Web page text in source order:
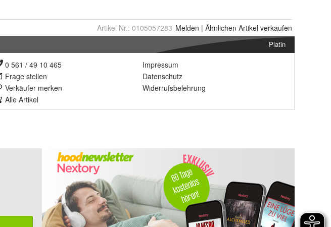
Artikel Nr.: 0105057283 Melden | Ähnlichen Artikel verkaufen
Platin
0 561 / 49 10 465
Frage stellen
Verkäufer merken
Alle Artikel
Impressum
Datenschutz
Widerrufsbelehrung